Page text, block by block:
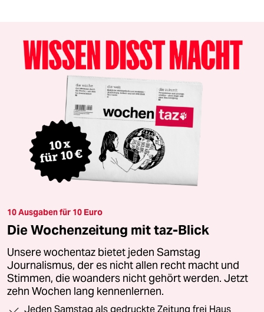
10 Ausgaben für 10 Euro
Die Wochenzeitung mit taz-Blick
Unsere wochentaz bietet jeden Samstag
Journalismus, der es nicht allen recht macht und
Stimmen, die woanders nicht gehört werden. Jetzt
zehn Wochen lang kennenlernen.
Jeden Samstag als gedruckte Zeitung frei Haus